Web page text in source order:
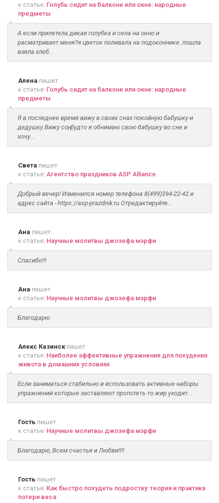
к статье: Голубь сидит на балконе или окне: народные
предметы
А если прилетела дикая голубка и села на окно и
расматривает меня?я цветок поливала на подоконнике..пошла
взяла хлеб...
Алена пишет
к статье: Голубь сидит на балконе или окне: народные
предметы
Я в последнее время вижу в своих снах покойную бабушку и
дедушку.Вижу соң, будто я обнимаю свою бабушку во сне и
хочу...
Света пишет
к статье: Агентство праздников ASP Alliance
Добрый вечер! Изменился номер телефона 8(499)394-22-42 и
адрес сайта - https://asp-prazdnik.ru Отредактируйте...
Ана пишет
к статье: Научные молитвы джозефа мэрфи
Спасибо!!!
Ана пишет
к статье: Научные молитвы джозефа мэрфи
Благодарю
Алекс Казинскпишет
к статье: Наиболее эффективные упражнения для похудения
живота в домашних условиях
Если заниматься стабильно и использовать активные наборы
упражнений которые заставляют пропотеть то жир уходит....
Гость пишет
к статье: Научные молитвы джозефа мэрфи
Благодарю, Всем счастья и Любви!!!!
Гость пишет
к статье: Как быстро похудеть подростку: теория и практика
потери веса